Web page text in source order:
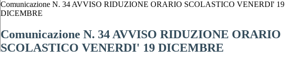
Comunicazione N. 34 AVVISO RIDUZIONE ORARIO SCOLASTICO VENERDI' 19
DICEMBRE
Comunicazione N. 34 AVVISO RIDUZIONE ORARIO
SCOLASTICO VENERDI' 19 DICEMBRE